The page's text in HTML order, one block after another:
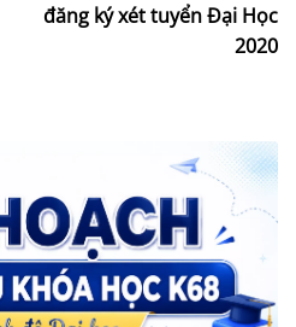
đăng ký xét tuyển Đại Học
2020